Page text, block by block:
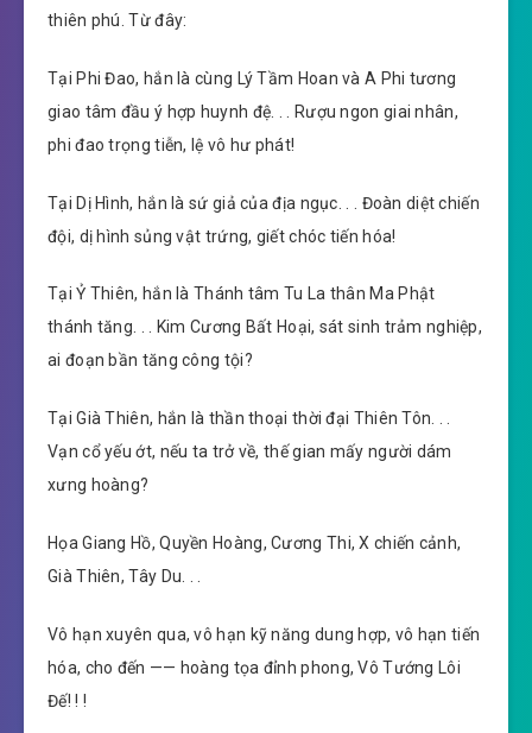
thiên phú. Từ đây:
Tại Phi Đao, hắn là cùng Lý Tầm Hoan và A Phi tương
giao tâm đầu ý hợp huynh đệ. . . Rượu ngon giai nhân,
phi đao trọng tiễn, lệ vô hư phát!
Tại Dị Hình, hắn là sứ giả của địa ngục. . . Đoàn diệt chiến
đội, dị hình sủng vật trứng, giết chóc tiến hóa!
Tại Ỷ Thiên, hắn là Thánh tâm Tu La thân Ma Phật
thánh tăng. . . Kim Cương Bất Hoại, sát sinh trảm nghiệp,
ai đoạn bần tăng công tội?
Tại Già Thiên, hắn là thần thoại thời đại Thiên Tôn. . .
Vạn cổ yếu ớt, nếu ta trở về, thế gian mấy người dám
xưng hoàng?
Họa Giang Hồ, Quyền Hoàng, Cương Thi, X chiến cảnh,
Già Thiên, Tây Du. . .
Vô hạn xuyên qua, vô hạn kỹ năng dung hợp, vô hạn tiến
hóa, cho đến —— hoàng tọa đỉnh phong, Vô Tướng Lôi
Đế! ! !